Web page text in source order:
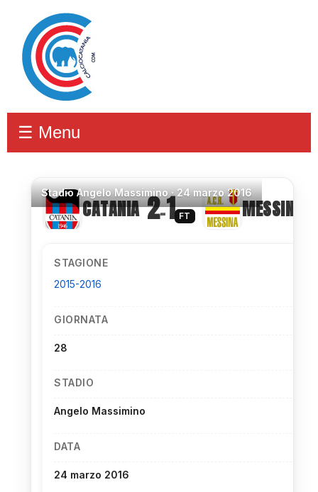
☰ Menu
StadioAngelo Massimino ·24 marzo 2016
CATANIA 2–1 FT MESSINA
STAGIONE
2015-2016
GIORNATA
28
STADIO
Angelo Massimino
DATA
24 marzo 2016